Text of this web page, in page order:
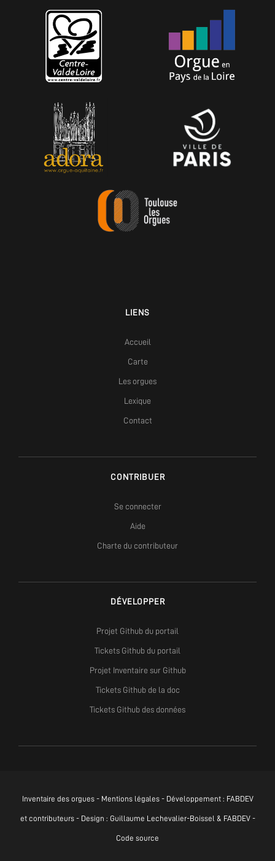
LIENS
Accueil
Carte
Les orgues
Lexique
Contact
CONTRIBUER
Se connecter
Aide
Charte du contributeur
DÉVELOPPER
Projet Github du portail
Tickets Github du portail
Projet Inventaire sur Github
Tickets Github de la doc
Tickets Github des données
Inventaire des orgues - Mentions légales- Développement : FABDEV
et contributeurs - Design : Guillaume Lechevalier-Boissel & FABDEV -
Code source